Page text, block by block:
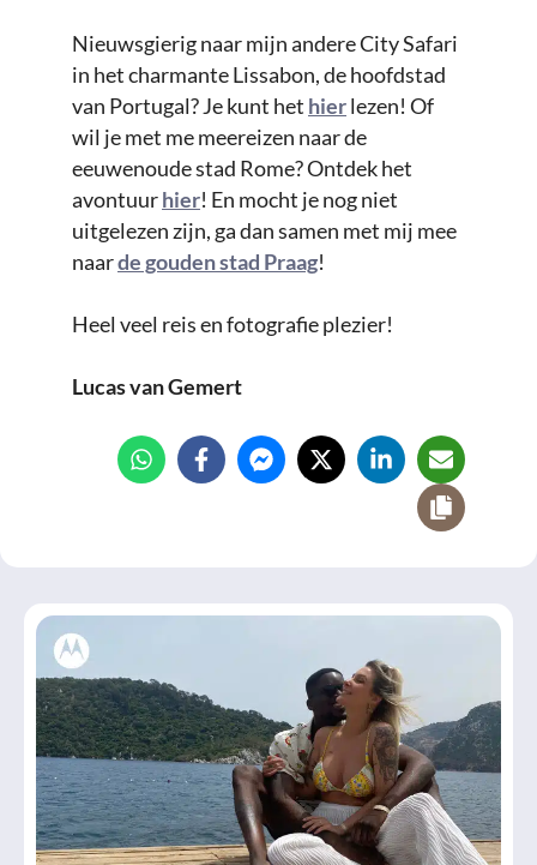
Nieuwsgierig naar mijn andere City Safari
in het charmante Lissabon, de hoofdstad
van Portugal? Je kunt het hierlezen! Of
wil je met me meereizen naar de
eeuwenoude stad Rome? Ontdek het
avontuurhier! En mocht je nog niet
uitgelezen zijn, ga dan samen met mij mee
naarde gouden stad Praag!
Heel veel reis en fotografie plezier!
Lucas van Gemert